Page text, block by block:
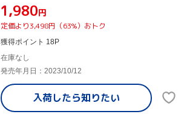
¥1,980円
定価より3,498円（63%）おトク
獲得ポイント 18P
在庫なし
発売年月日：2023/10/12
入荷したら知りたい